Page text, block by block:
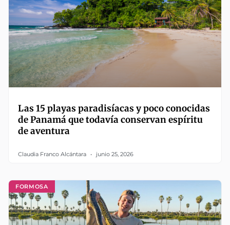
Las 15 playas paradisíacas y poco conocidas
de Panamá que todavía conservan espíritu
de aventura
Claudia Franco Alcántara junio 25, 2026
FORMOSA